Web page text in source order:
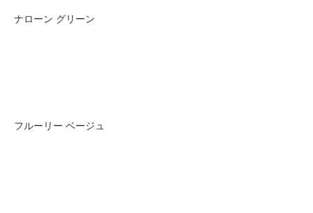
ナローン グリーン
フルーリー ベージュ